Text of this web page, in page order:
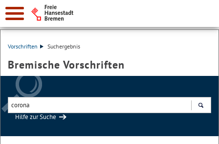
Vorschriften Suchergebnis
Bremische Vorschriften
Hilfe zur Suche